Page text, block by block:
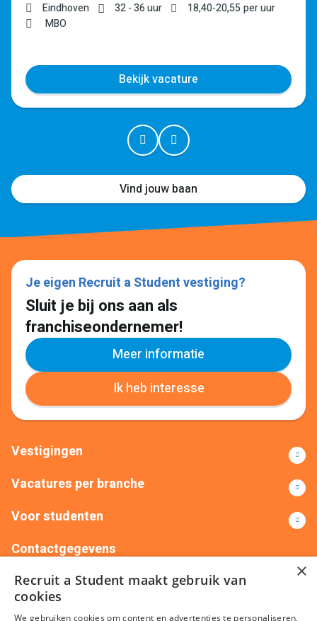
Eindhoven 32 - 36 uur 18,40-20,55per uur
MBO
Bekijk vacature
Vind jouw baan
Je eigen Recruit a Student vestiging?
Sluit je bij ons aan als
franchiseondernemer!
Meer informatie
Ik heb interesse
Vestigingen
Vacatures per branche
Voor studenten
Contactgegevens
+31(0)88 522 00 76
info@recruitastudent.nl
Alle vestigingen
×
Recruit a Student maakt gebruik van
cookies
We gebruiken cookies om content en advertenties te personaliseren,